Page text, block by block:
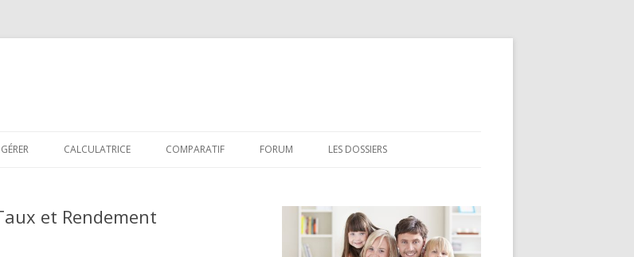
au
CALCULATRICE COMPARATIF FORUM LES DOSSIERS
CODEVI
COMPTE À TERME
et Rendement